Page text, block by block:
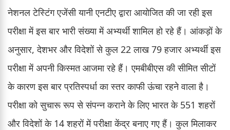
नेशनल टेस्टिंग एजेंसी यानी एनटीए द्वारा आयोजित की जा रही इस
परीक्षा में इस बार भारी संख्या में अभ्यर्थी शामिल हो रहे हैं। आंकड़ों के
अनुसार, देशभर और विदेशों से कुल 22 लाख 79 हजार अभ्यर्थी इस
परीक्षा में अपनी किस्मत आजमा रहे हैं। एमबीबीएस की सीमित सीटों
के कारण इस बार प्रतिस्पर्धा का स्तर काफी ऊंचा रहने वाला है।
परीक्षा को सुचारू रूप से संपन्न कराने के लिए भारत के 551 शहरों
और विदेशों के 14 शहरों में परीक्षा केंद्र बनाए गए हैं। कुल मिलाकर